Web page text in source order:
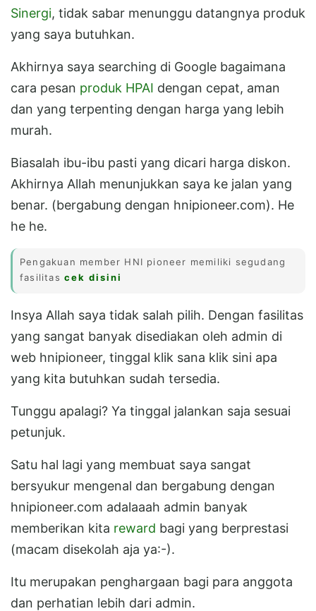
Sinergi, tidak sabar menunggu datangnya produk
yang saya butuhkan.
Akhirnya saya searching di Google bagaimana
cara pesan produk HPAI dengan cepat, aman
dan yang terpenting dengan harga yang lebih
murah.
Biasalah ibu-ibu pasti yang dicari harga diskon.
Akhirnya Allah menunjukkan saya ke jalan yang
benar. (bergabung dengan hnipioneer.com). He
he he.
Pengakuan member HNI pioneer memiliki segudang
fasilitascek disini
Insya Allah saya tidak salah pilih. Dengan fasilitas
yang sangat banyak disediakan oleh admin di
web hnipioneer, tinggal klik sana klik sini apa
yang kita butuhkan sudah tersedia.
Tunggu apalagi? Ya tinggal jalankan saja sesuai
petunjuk.
Satu hal lagi yang membuat saya sangat
bersyukur mengenal dan bergabung dengan
hnipioneer.com adalaaah admin banyak
memberikan kita reward bagi yang berprestasi
(macam disekolah aja ya:-).
Itu merupakan penghargaan bagi para anggota
dan perhatian lebih dari admin.